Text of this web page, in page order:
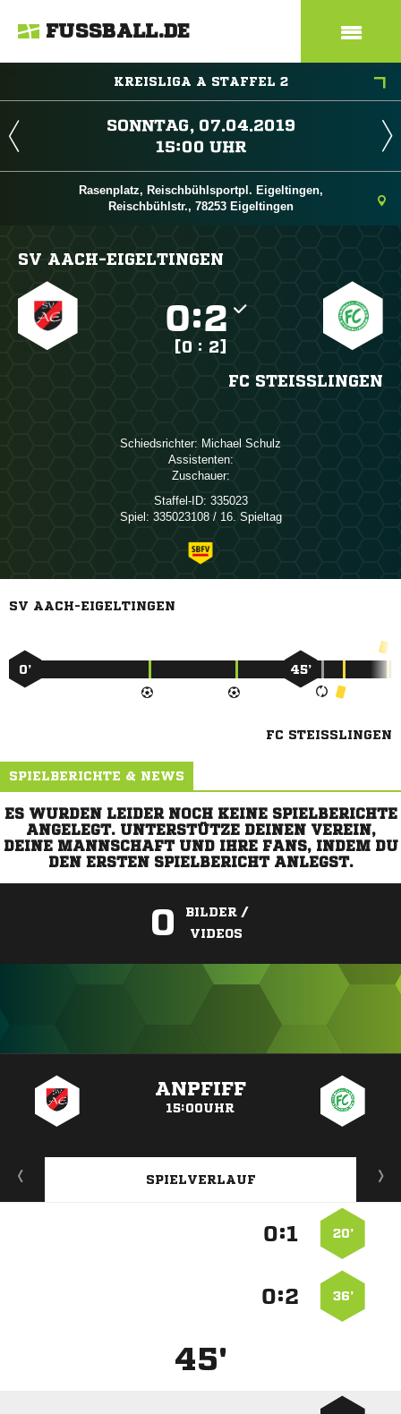
FUSSBALL.DE
KREISLIGA A STAFFEL 2
 
 
Rasenplatz, Reischbühlsportpl. Eigeltingen,
Reischbühlstr., 78253 Eigeltingen
SV AACH-EIGELTINGEN
:
[0 : 2]
FC STEISSLINGEN
Schiedsrichter:  
Assistenten:
Zuschauer:
Staffel-ID: 335023
Spiel: 335023108 / 16. Spieltag
SV AACH-EIGELTINGEN
0’ 45’
FC STEISSLINGEN
SPIELBERICHTE & NEWS
ES WURDEN LEIDER NOCH KEINE SPIELBERICHTE
ANGELEGT. UNTERSTÜTZE DEINEN VEREIN,
DEINE MANNSCHAFT UND IHRE FANS, INDEM DU
DEN ERSTEN SPIELBERICHT ANLEGST.
0
BILDER /
VIDEOS
ANPFIFF
15:00UHR
SPIELVERLAUF
20’
:
36’
:
45'